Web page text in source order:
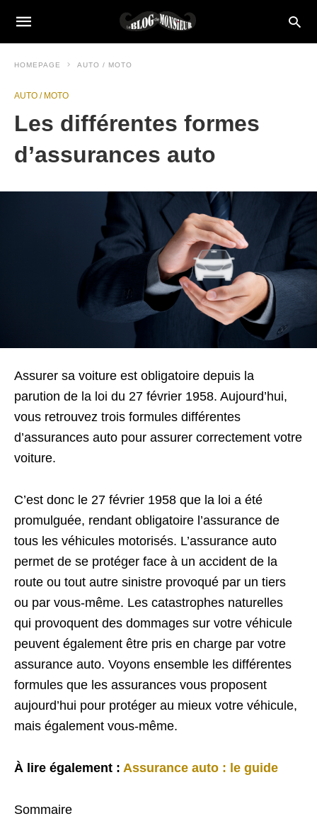
HOMEPAGE AUTO / MOTO
AUTO / MOTO
Les différentes formes
d’assurances auto
Assurer sa voiture est obligatoire depuis la
parution de la loi du 27 février 1958. Aujourd’hui,
vous retrouvez trois formules différentes
d’assurances auto pour assurer correctement votre
voiture.
C’est donc le 27 février 1958 que la loi a été
promulguée, rendant obligatoire l’assurance de
tous les véhicules motorisés. L’assurance auto
permet de se protéger face à un accident de la
route ou tout autre sinistre provoqué par un tiers
ou par vous-même. Les catastrophes naturelles
qui provoquent des dommages sur votre véhicule
peuvent également être pris en charge par votre
assurance auto. Voyons ensemble les différentes
formules que les assurances vous proposent
aujourd’hui pour protéger au mieux votre véhicule,
mais également vous-même.
À lire également : Assurance auto : le guide
Sommaire